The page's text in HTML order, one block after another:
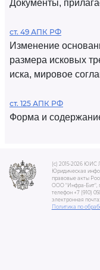
Документы,
ст. 49 АПК РФ
Изменение
размера исковых
иска, мировое
ст. 125 АПК РФ
Форма и
(c) 2015-2026 ЮИС
Юридическая
правовые акты
ООО "Инфра-Бит",
телефон +7 (910)
электронная
Политика по